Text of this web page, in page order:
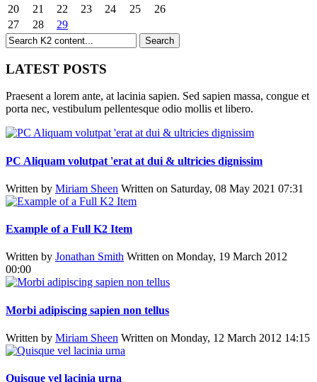
20
21 22 23 24 25
26
27
28 29
LATEST POSTS
Praesent a lorem ante, at lacinia sapien. Sed sapien massa, congue et
porta nec, vestibulum pellentesque odio mollis et libero.
PC Aliquam volutpat 'erat at dui & ultricies dignissim
Written by Miriam Sheen Written on Saturday, 08 May 2021 07:31
Example of a Full K2 Item
Written by Jonathan Smith Written on Monday, 19 March 2012
00:00
Morbi adipiscing sapien non tellus
Written by Miriam Sheen Written on Monday, 12 March 2012 14:15
Quisque vel lacinia urna